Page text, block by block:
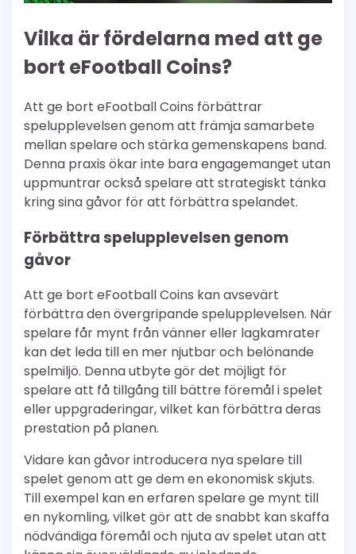
Vilka är fördelarna med att ge
bort eFootball Coins?
Att ge bort eFootball Coins förbättrar
spelupplevelsen genom att främja samarbete
mellan spelare och stärka gemenskapens band.
Denna praxis ökar inte bara engagemanget utan
uppmuntrar också spelare att strategiskt tänka
kring sina gåvor för att förbättra spelandet.
Förbättra spelupplevelsen genom
gåvor
Att ge bort eFootball Coins kan avsevärt
förbättra den övergripande spelupplevelsen. När
spelare får mynt från vänner eller lagkamrater
kan det leda till en mer njutbar och belönande
spelmiljö. Denna utbyte gör det möjligt för
spelare att få tillgång till bättre föremål i spelet
eller uppgraderingar, vilket kan förbättra deras
prestation på planen.
Vidare kan gåvor introducera nya spelare till
spelet genom att ge dem en ekonomisk skjuts.
Till exempel kan en erfaren spelare ge mynt till
en nykomling, vilket gör att de snabbt kan skaffa
nödvändiga föremål och njuta av spelet utan att